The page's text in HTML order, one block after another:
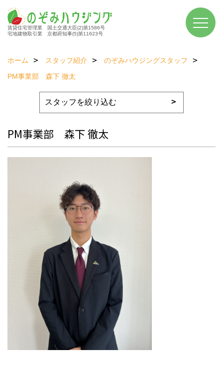
賃貸住宅管理業 国土交通大臣(2)第1586号
宅地建物取引業 京都府知事(5)第11623号
ホーム スタッフ紹介
のぞみハウジングスタッフ
PM事業部 森下 徹太
PM事業部 森下 徹太